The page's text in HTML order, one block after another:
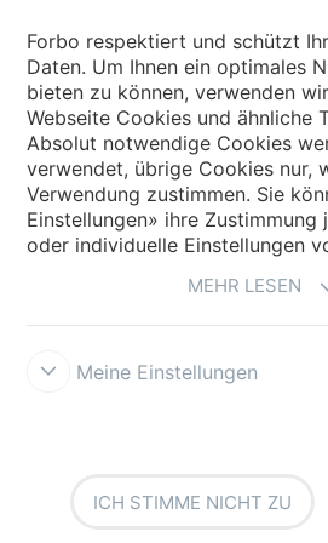
Land auswählen
Land auswählen
Forbo respektiert und schützt
Daten. Um Ihnen ein optimales
bieten zu können, verwenden
Webseite Cookies und ähnliche
Absolut notwendige Cookies
verwendet, übrige Cookies nur,
Verwendung zustimmen. Sie
Einstellungen» ihre
oder individuelle Einstellungen
MEHR LESEN
Meine Einstellungen
ICH STIMME NICHT ZU